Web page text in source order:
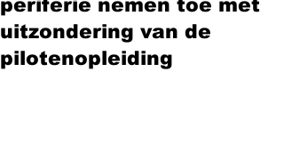
periferie nemen toe met
uitzondering van de
pilotenopleiding